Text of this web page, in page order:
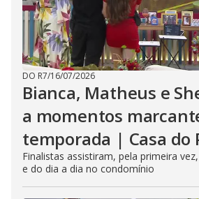
DO R7/16/07/2026
Bianca, Matheus e
a momentos
temporada | Casa do
Finalistas assistiram, pela primeira
e do dia a dia no condomínio